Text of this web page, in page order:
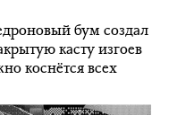
бум создал
касту изгоев
коснётся всех